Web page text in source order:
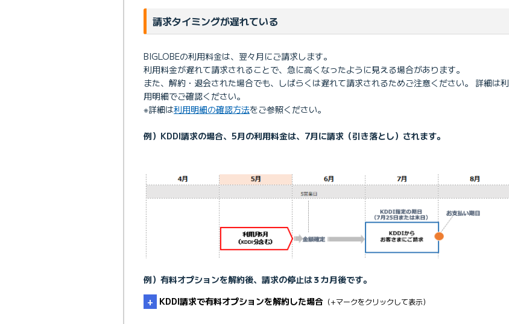
請求タイミングが遅れている
BIGLOBEの利用料金は、翌々月にご請求します。
利用料金が遅れて請求されることで、急に高くなったように見える場合があります。
また、解約・退会された場合でも、しばらくは遅れて請求されるためご注意ください。 詳細は利
用明細でご確認ください。
※詳細は利用明細の確認方法をご参照ください。
例）KDDI請求の場合、5月の利用料金は、7月に請求（引き落とし）されます。
例）有料オプションを解約後、請求の停止は３カ月後です。
KDDI請求で有料オプションを解約した場合 （+マークをクリックして表示）